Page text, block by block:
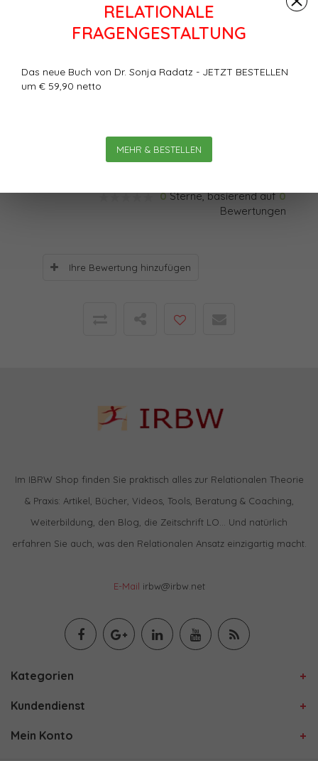
RELATIONALE
FRAGENGESTALTUNG
Das neue Buch von Dr. Sonja Radatz - JETZT BESTELLEN
um € 59,90 netto
MEHR & BESTELLEN
Anteil des in- tellektuellen Begabungspoten- tials. Blickt
man hinter die Ku- lissen, so kann man erkennen, dass
aufweist: Einerseits Attrakti- vität und Dynamik der
der Beratung ab?
0Sterne, basierend auf0
Bewertungen
Ihre Bewertung hinzufügen
Im IBRW Shop finden Sie praktisch alles zur Relationalen Theorie
& Praxis: Artikel, Bücher, Videos, Tools, Beratung & Coaching,
Weiterbildung, den Blog, die Zeitschrift LO… Und natürlich
erfahren Sie auch, was den Relationalen Ansatz einzigartig macht.
E-Mail irbw@irbw.net
Kategorien
Kundendienst
Mein Konto